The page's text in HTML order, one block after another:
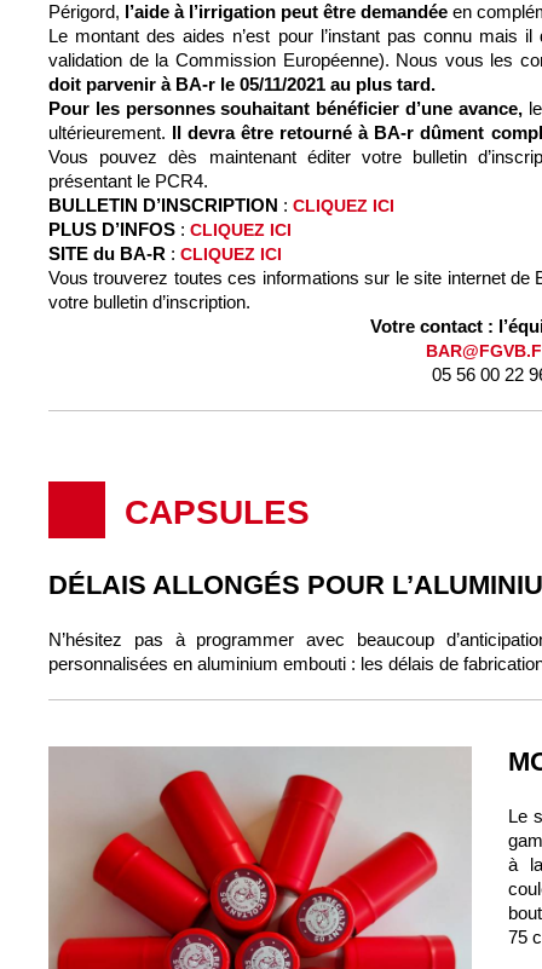
Périgord, l’aide à l’irrigation peut être demandée en
Le montant des aides n’est pour l’instant pas connu mais
validation de la Commission Européenne). Nous vous les
doit parvenir à BA-r le 05/11/2021 au plus tard.
Pour les personnes souhaitant bénéficier d’une avance,le
ultérieurement. Il devra être retourné à BA-r dûment
Vous pouvez dès maintenant éditer votre bulletin
présentant le PCR4.
BULLETIN D’INSCRIPTION : CLIQUEZ ICI
PLUS D’INFOS : CLIQUEZ ICI
SITE du BA-R : CLIQUEZ ICI
Vous trouverez toutes ces informations sur le site internet
votre bulletin d’inscription.
Votre contact :
05 56 00 22
CAPSULES
DÉLAIS ALLONGÉS POUR
N’hésitez pas à programmer avec beaucoup
personnalisées en aluminium embouti : les délais de
Le
à
75